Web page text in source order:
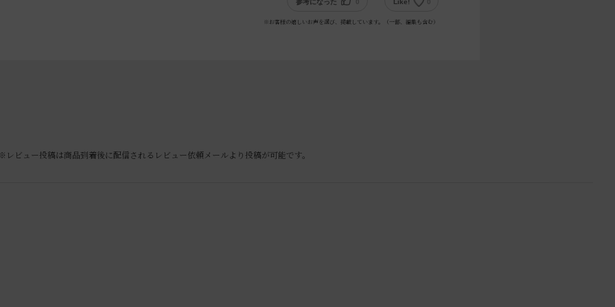
参考になった 0 Like! 0
※お客様の嬉しいお声を選び、掲載しています。（一部、編集も含む）
※レビュー投稿は商品到着後に配信されるレビュー依頼メールより投稿が可能です。